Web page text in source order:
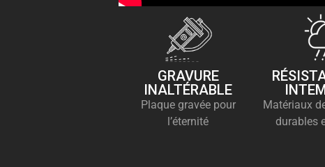
GRAVURE
INALTÉRABLE
Plaque gravée pour
l’éternité
Matériaux
durables